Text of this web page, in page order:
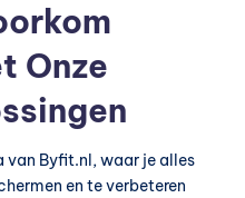
Onze
van Byfit.nl, waar je alles
en te verbeteren